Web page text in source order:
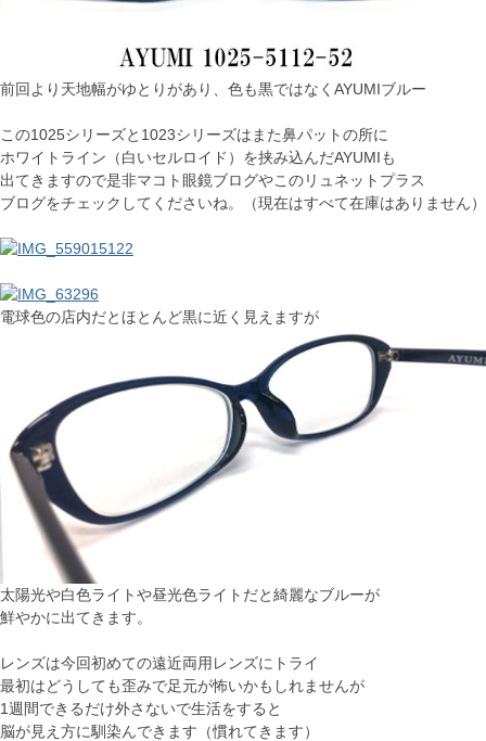
前回より天地幅がゆとりがあり、色も黒ではなくAYUMIブルー
この1025シリーズと1023シリーズはまた鼻パットの所に
ホワイトライン（白いセルロイド）を挟み込んだAYUMIも
出てきますので是非マコト眼鏡ブログやこのリュネットプラス
ブログをチェックしてくださいね。（現在はすべて在庫はありません）
電球色の店内だとほとんど黒に近く見えますが
太陽光や白色ライトや昼光色ライトだと綺麗なブルーが
鮮やかに出てきます。
レンズは今回初めての遠近両用レンズにトライ
最初はどうしても歪みで足元が怖いかもしれませんが
1週間できるだけ外さないで生活をすると
脳が見え方に馴染んできます（慣れてきます）